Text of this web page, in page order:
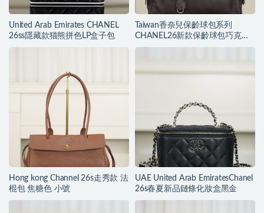
United Arab Emirates CHANEL
26ss隱藏款猫熊拼色LP盒子包
Taiwan香奈兒保齡球包系列
CHANEL26新款保齡球包巧克力
色大號
Hong kong Channel 26s走秀款 法
棍包 焦糖色 小號
UAE United Arab EmiratesChanel
26s春夏新品鏈條化妝盒黑金